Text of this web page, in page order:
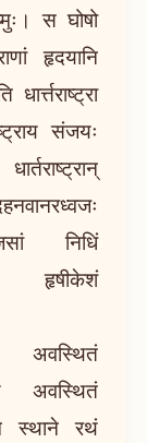
स घोषो
हृदयानि
संजयः
निधिं
हृषीकेशं
अवस्थितं
स्थाने रथं